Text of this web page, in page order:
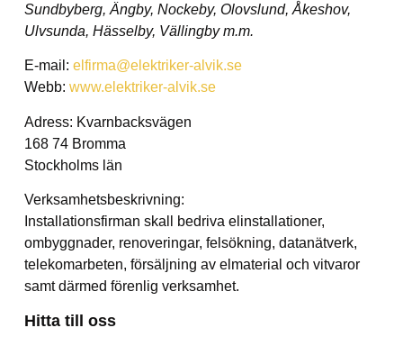
Sundbyberg, Ängby, Nockeby, Olovslund, Åkeshov,
Ulvsunda, Hässelby, Vällingby m.m.
E-mail: elfirma@elektriker-alvik.se
Webb: www.elektriker-alvik.se
Adress: Kvarnbacksvägen
168 74 Bromma
Stockholms län
Verksamhetsbeskrivning:
Installationsfirman skall bedriva elinstallationer,
ombyggnader, renoveringar, felsökning, datanätverk,
telekomarbeten, försäljning av elmaterial och vitvaror
samt därmed förenlig verksamhet.
Hitta till oss